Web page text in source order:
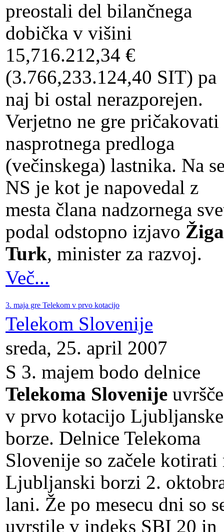
preostali del bilančnega
dobička v višini
15,716.212,34 €
(3.766,233.124,40 SIT) pa
naj bi ostal nerazporejen.
Verjetno ne gre pričakovati
nasprotnega predloga
(večinskega) lastnika. Na
NS je kot je napovedal z
mesta člana nadzornega
podal odstopno izjavo Žiga
Turk, minister za razvoj.
Več...
3. maja gre Telekom v prvo kotacijo
Telekom Slovenije
sreda, 25. april 2007
S 3. majem bodo delnice
Telekoma Slovenije
v prvo kotacijo Ljubljanske
borze. Delnice Telekoma
Slovenije so začele kotirati
Ljubljanski borzi 2.
lani. Že po mesecu dni so
uvrstile v indeks SBI 20 in